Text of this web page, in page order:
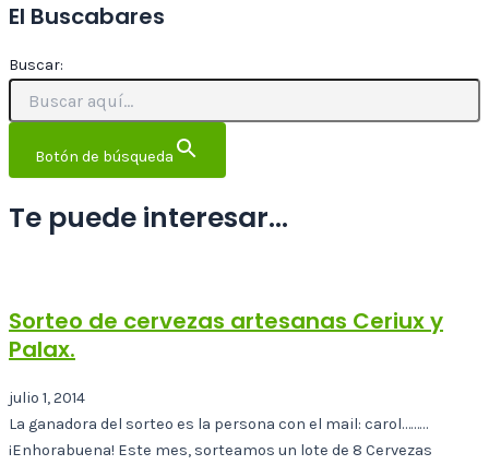
El Buscabares
Buscar:
Botón de búsqueda
Te puede interesar...
Sorteo de cervezas artesanas Ceriux y
Palax.
julio 1, 2014
La ganadora del sorteo es la persona con el mail: carol………
¡Enhorabuena! Este mes, sorteamos un lote de 8 Cervezas